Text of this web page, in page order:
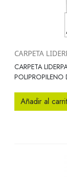
CARPETA
CARPETA
POLIPROPILENO
Añadir al